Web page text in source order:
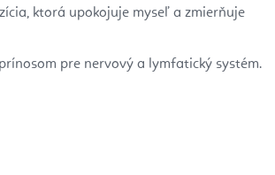
ktorá upokojuje myseľ a zmierňuje
pre nervový a lymfatický systém.